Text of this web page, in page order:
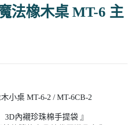
法橡木桌 MT-6 主
小桌 MT-6-2 / MT-6CB-2
3D內襯珍珠棉手提袋 』